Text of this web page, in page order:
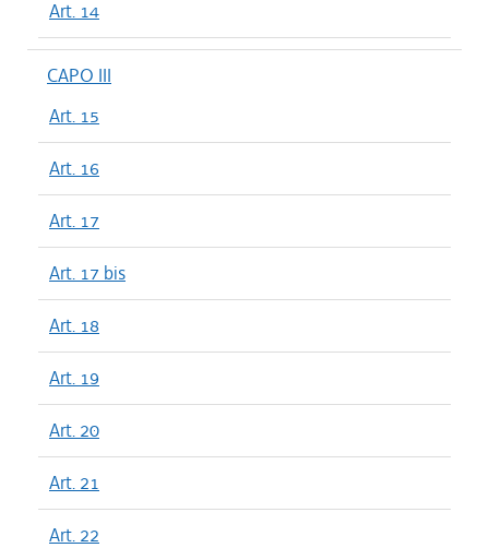
Art. 14
CAPO III
Art. 15
Art. 16
Art. 17
Art. 17 bis
Art. 18
Art. 19
Art. 20
Art. 21
Art. 22